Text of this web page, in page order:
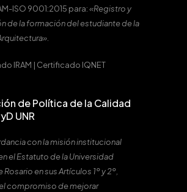
ISO 9001:2015 para:«Registro y
de la formación del estudiante de la
IRAM | Certificado IQNET
de Política de la Calidad
UNR
con la misión institucional
el Estatuto de la Universidad
en sus Artículos 1º y 2º,
compromiso de mejorar